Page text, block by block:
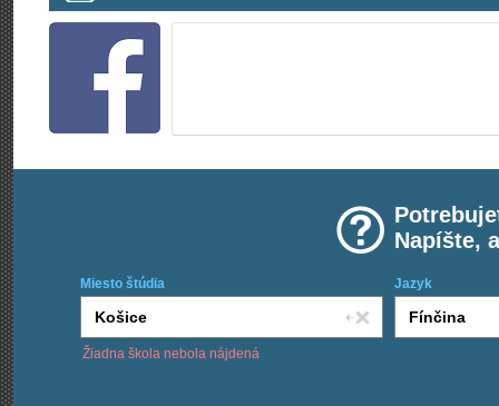
Napíšte,
Miesto štúdia Jazyk
Žiadna škola nebola nájdená